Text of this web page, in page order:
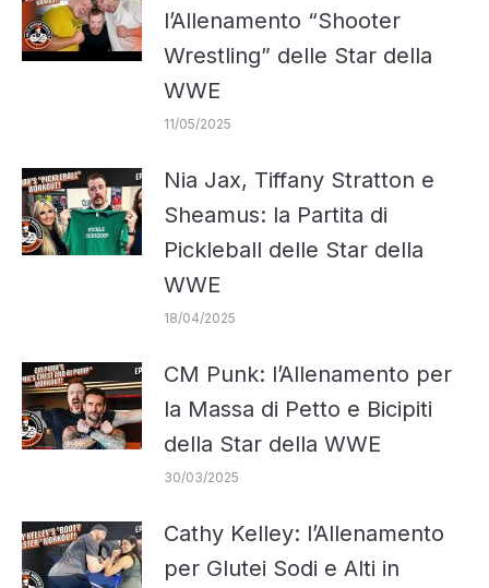
l’Allenamento “Shooter
Wrestling” delle Star della
WWE
11/05/2025
Nia Jax, Tiffany Stratton e
Sheamus: la Partita di
Pickleball delle Star della
WWE
18/04/2025
CM Punk: l’Allenamento per
la Massa di Petto e Bicipiti
della Star della WWE
30/03/2025
Cathy Kelley: l’Allenamento
per Glutei Sodi e Alti in